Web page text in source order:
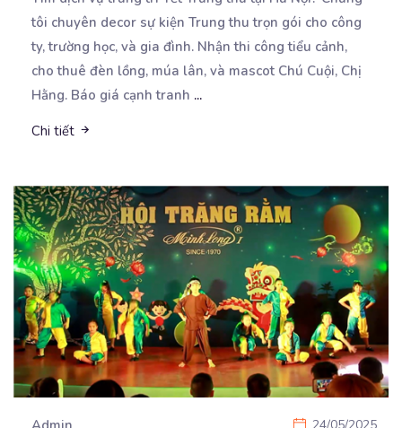
tôi chuyên decor sự kiện Trung thu trọn gói cho công
ty, trường học, và gia đình. Nhận thi công tiểu cảnh,
cho thuê đèn lồng, múa lân, và mascot Chú Cuội, Chị
Hằng. Báo giá cạnh tranh ...
Chi tiết